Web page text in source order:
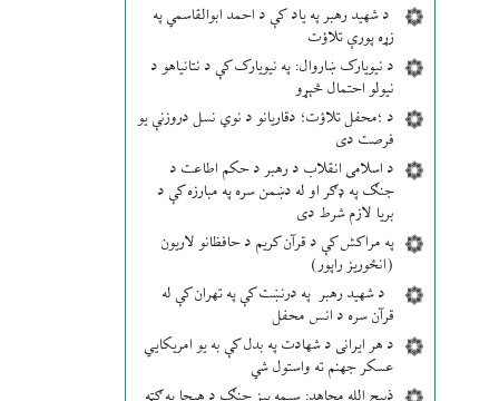
د شهید رهبر په یاد کې د احمد ابوالقاسمي په
زړه پورې تلاؤت
د نیویارک ښاروال: په نیویارک کې د نتانیاهو د
نیولو احتمال څېړو
د ؛محفل تلاؤت؛ دقاریانو د نوي نسل دروزنې یو
فرصت دی
د اسلامی انقلاب د رهبر د حکم اطاعت د
جنګ په ډګر او له دښمن سره په مبارزه کې د
بریا لازم شرط دی
په مراکش کې د قرآن کریم د حافظانو لاریون
(انځوریز راپور)
د شهید رهبر په درنښت کې په تهران کې له
قرآن سره د انس محفل
د هر ایرانی د شهادت په بدل کې به یو امریکایي
عسکر جهنم ته واستول شي